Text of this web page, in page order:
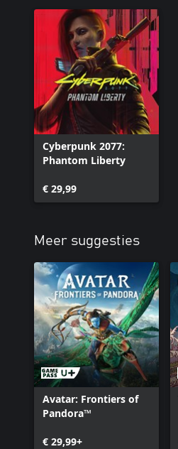
Cyberpunk 2077:
Phantom Liberty
€ 29,99
Meer suggesties
Avatar: Frontiers of
Pandora™
€ 29,99+